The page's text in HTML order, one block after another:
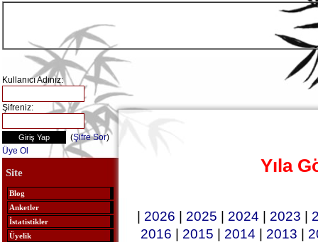
Kullanıcı Adınız:
Şifreniz:
(Şifre Sor)
Üye Ol
Site
Blog
Anketler
İstatistikler
Üyelik
Yıla
2026 2025 2024 2023
2016
2015 2014 2013